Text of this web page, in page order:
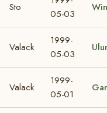
Sto
05-03
Valack
1999-
05-03
Valack
1999-
05-01